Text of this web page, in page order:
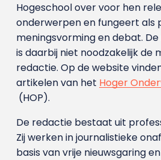
Hogeschool over voor hen
onderwerpen en fungeert als
meningsvorming en debat.
is daarbij niet noodzakelijk de
redactie. Op de website
artikelen van het Hoger
(HOP).
De redactie bestaat uit
Zij werken in journalistieke
basis van vrije nieuwsgaring